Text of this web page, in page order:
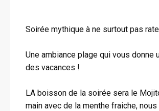
Soirée mythique à ne surtout pas
Une ambiance plage qui vous donne
des vacances !
LA boisson de la soirée sera le
main avec de la menthe fraiche, nous